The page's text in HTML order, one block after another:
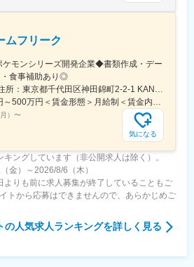
める業務
ムフリーク
ケモンシリーズ開発企業◆書類作成・デー
食事補助あり◎
） 〜
気になる
ングしています（非公開求人は除く）。
金）～2026/8/6（木）
よりも前に求人募集が終了していることもご
トから応募はできませんので、あらかじめご
の人気求人ランキングを詳しく見る